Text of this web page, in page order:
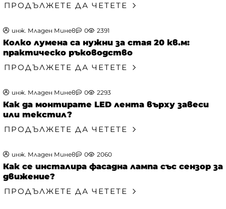
ПРОДЪЛЖЕТЕ ДА ЧЕТЕТЕ
инж. Младен Минев 0 2391
Колко лумена са нужни за стая 20 кв.м:
практическо ръководство
ПРОДЪЛЖЕТЕ ДА ЧЕТЕТЕ
инж. Младен Минев 0 2293
Как да монтирате LED лента върху завеси
или текстил?
ПРОДЪЛЖЕТЕ ДА ЧЕТЕТЕ
инж. Младен Минев 0 2060
Как се инсталира фасадна лампа със сензор за
движение?
ПРОДЪЛЖЕТЕ ДА ЧЕТЕТЕ